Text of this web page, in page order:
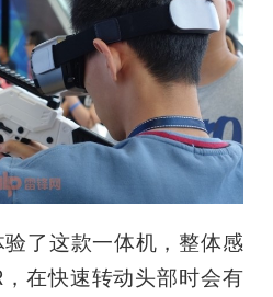
了这款一体机，整体感
在快速转动头部时会有